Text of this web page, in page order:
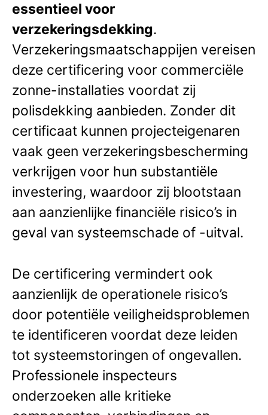
essentieel voor
verzekeringsdekking.
Verzekeringsmaatschappijen vereisen
deze certificering voor commerciële
zonne-installaties voordat zij
polisdekking aanbieden. Zonder dit
certificaat kunnen projecteigenaren
vaak geen verzekeringsbescherming
verkrijgen voor hun substantiële
investering, waardoor zij blootstaan
aan aanzienlijke financiële risico’s in
geval van systeemschade of -uitval.
De certificering vermindert ook
aanzienlijk de operationele risico’s
door potentiële veiligheidsproblemen
te identificeren voordat deze leiden
tot systeemstoringen of ongevallen.
Professionele inspecteurs
onderzoeken alle kritieke